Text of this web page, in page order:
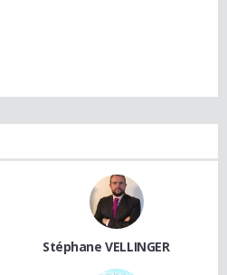
Stéphane VELLINGER